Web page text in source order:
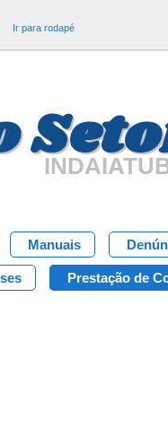
Ir para rodapé
Manuais
Prestação de